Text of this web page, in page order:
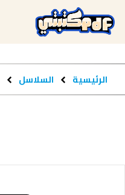
الرئيسية السلاسل